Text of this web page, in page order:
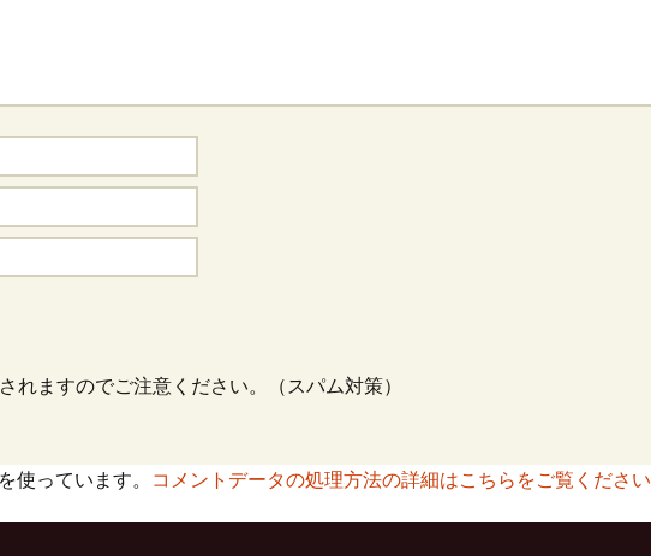
れますのでご注意ください。（スパム対策）
使っています。 コメントデータの処理方法の詳細はこちらをご覧ください